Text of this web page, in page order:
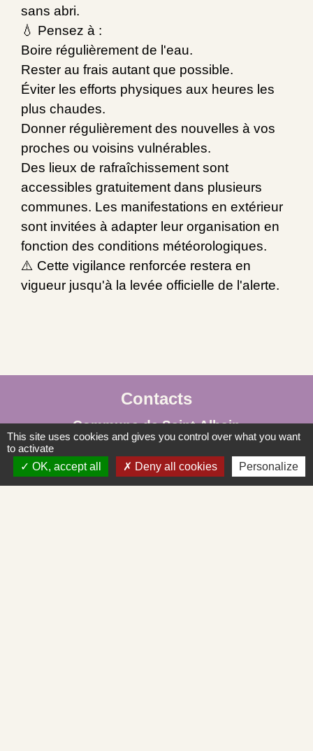
sans abri.
💧 Pensez à :
Boire régulièrement de l'eau.
Rester au frais autant que possible.
Éviter les efforts physiques aux heures les
plus chaudes.
Donner régulièrement des nouvelles à vos
proches ou voisins vulnérables.
Des lieux de rafraîchissement sont
accessibles gratuitement dans plusieurs
communes. Les manifestations en extérieur
sont invitées à adapter leur organisation en
fonction des conditions météorologiques.
⚠️ Cette vigilance renforcée restera en
vigueur jusqu'à la levée officielle de l'alerte.
Contacts
Commune de Saint-Albain
Place de la Mairie
71260 Saint-Albain - FRANCE
+33 3 85 27 90 80
This site uses cookies and gives you control over what you want
to activate
OK, accept all
Deny all cookies Personalize